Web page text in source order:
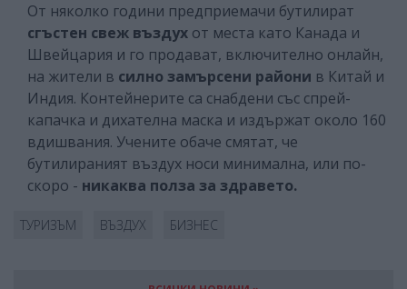
От няколко години предприемачи бутилират
сгъстен свеж въздух от места като Канада и
Швейцария и го продават, включително онлайн,
на жители в силно замърсени райони в Китай и
Индия. Контейнерите са снабдени със спрей-
капачка и дихателна маска и издържат около 160
вдишвания. Учените обаче смятат, че
бутилираният въздух носи минимална, или по-
скоро - никаква полза за здравето.
ТУРИЗЪМ ВЪЗДУХ БИЗНЕС